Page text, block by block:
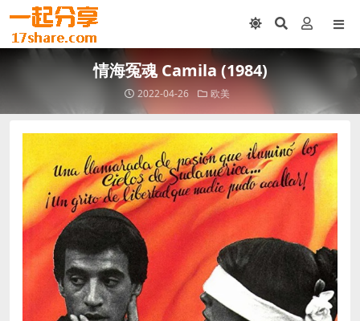
情海冤魂 Camila (1984)
2022-04-26 欧美